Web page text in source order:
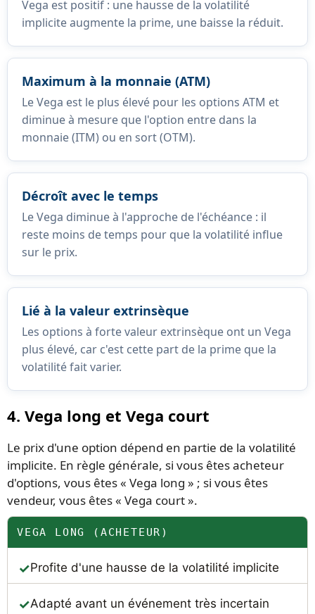
Vega est positif : une hausse de la volatilité
implicite augmente la prime, une baisse la réduit.
Maximum à la monnaie (ATM)
Le Vega est le plus élevé pour les options ATM et
diminue à mesure que l'option entre dans la
monnaie (ITM) ou en sort (OTM).
Décroît avec le temps
Le Vega diminue à l'approche de l'échéance : il
reste moins de temps pour que la volatilité influe
sur le prix.
Lié à la valeur extrinsèque
Les options à forte valeur extrinsèque ont un Vega
plus élevé, car c'est cette part de la prime que la
volatilité fait varier.
4. Vega long et Vega court
Le prix d'une option dépend en partie de la volatilité
implicite. En règle générale, si vous êtes acheteur
d'options, vous êtes « Vega long » ; si vous êtes
vendeur, vous êtes « Vega court ».
VEGA LONG (ACHETEUR)
Profite d'une hausse de la volatilité implicite
Adapté avant un événement très incertain